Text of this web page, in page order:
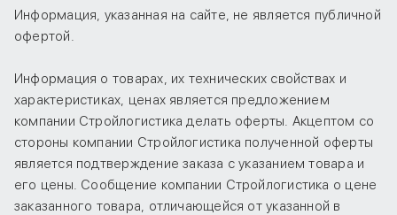
Информация, указанная на сайте, не является публичной
офертой.
Информация о товарах, их технических свойствах и
характеристиках, ценах является предложением
компании Стройлогистика делать оферты. Акцептом со
стороны компании Стройлогистика полученной оферты
является подтверждение заказа с указанием товара и
его цены. Сообщение компании Стройлогистика о цене
заказанного товара, отличающейся от указанной в